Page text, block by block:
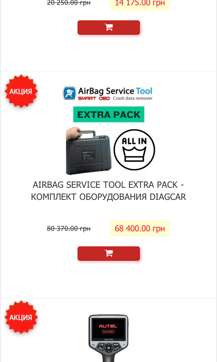
20 250.00 грн
AIRBAG SERVICE TOOL EXTRA PACK -
КОМПЛЕКТ ОБОРУДОВАНИЯ DIAGCAR
80 370.00 грн 68 400.00 грн